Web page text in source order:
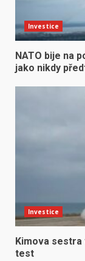
Investice
NATO bije na
jako nikdy
Investice
Kimova
test